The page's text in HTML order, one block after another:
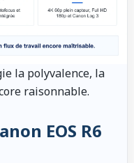
la polyvalence, la
raisonnable.
EOS R6